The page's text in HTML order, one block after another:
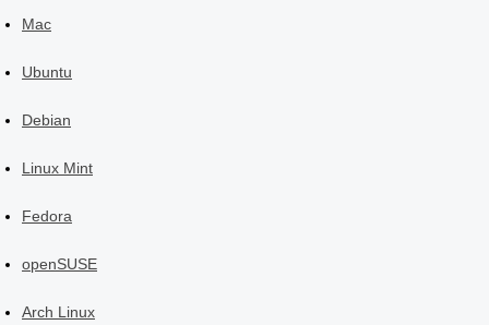
Mac
Ubuntu
Debian
Linux Mint
Fedora
openSUSE
Arch Linux